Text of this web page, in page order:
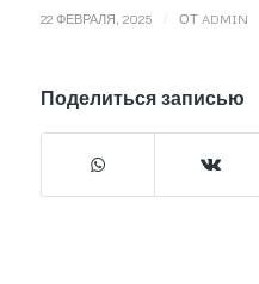
22 ФЕВРАЛЯ, 2025 ОТ ADMIN
Поделиться записью